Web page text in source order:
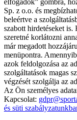
elfogadok” gombra,
Sp. z o.o. és
beleértve a
szabott hirdetéseket is.
szeretné korlátozni
már megadott
menüpontra.
azok feldolgozása az
szolgáltatások magas
végzését szolgálja az
Az Ön személyes
Kapcsolat:
és süti